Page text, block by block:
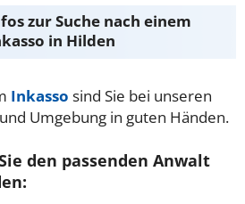
zur Suche nach einem
in Hilden
Inkasso sind Sie bei unseren
Umgebung in guten Händen.
den passenden Anwalt